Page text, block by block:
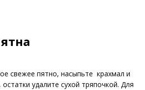
свежее пятно, насыпьте крахмал и
удалите сухой тряпочкой. Для